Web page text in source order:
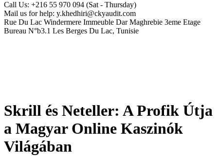
Call Us: +216 55 970 094 (Sat - Thursday)
Mail us for help: y.khedhiri@ckyaudit.com
Rue Du Lac Windermere Immeuble Dar Maghrebie 3eme Etage
Bureau N°b3.1 Les Berges Du Lac, Tunisie
Skrill és Neteller: A Profik Útja
a Magyar Online Kaszinók
Világában